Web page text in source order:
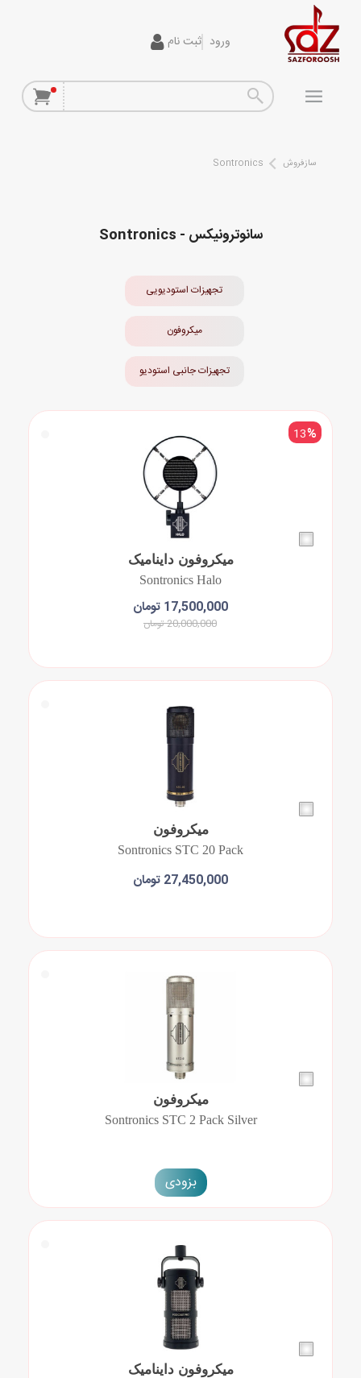
ورود ثبت نام
تجهیزات استودیویی
سازفروش Sontronics
سانوترونیکس - Sontronics
تجهیزات استودیویی
میکروفون
تجهیزات جانبی استودیو
میکروفون داینامیک
Sontronics Halo
13%
17,500,000 تومان
20,000,000 تومان
میکروفون
Sontronics STC 20 Pack
27,450,000 تومان
میکروفون
Sontronics STC 2 Pack Silver
بزودی
میکروفون داینامیک